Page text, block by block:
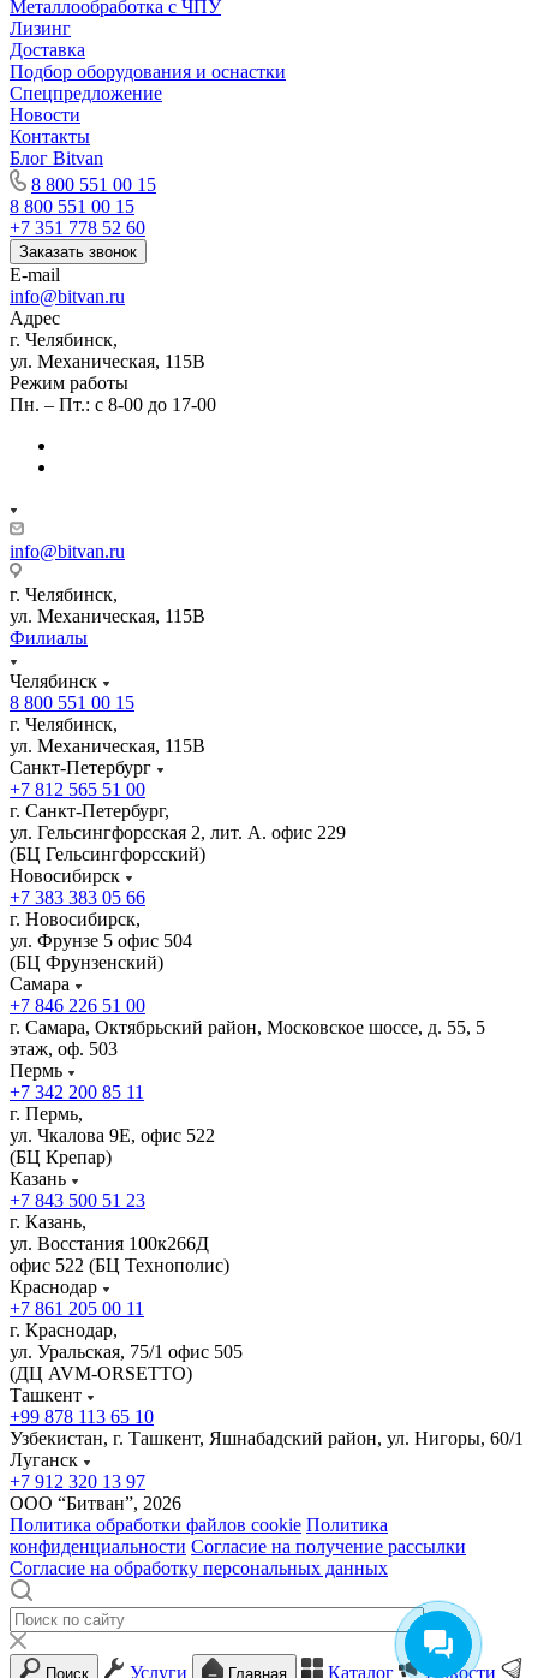
Металлообработка с ЧПУ
Лизинг
Доставка
Подбор оборудования и оснастки
Спецпредложение
Новости
Контакты
Блог Bitvan
8 800 551 00 15
8 800 551 00 15
+7 351 778 52 60
Заказать звонок
E-mail
info@bitvan.ru
Адрес
г. Челябинск,
ул. Механическая, 115В
Режим работы
Пн. – Пт.: с 8-00 до 17-00
info@bitvan.ru
г. Челябинск,
ул. Механическая, 115В
Филиалы
Челябинск
8 800 551 00 15
г. Челябинск,
ул. Механическая, 115В
Санкт-Петербург
+7 812 565 51 00
г. Санкт-Петербург,
ул. Гельсингфорсская 2, лит. А. офис 229
(БЦ Гельсингфорсский)
Новосибирск
+7 383 383 05 66
г. Новосибирск,
ул. Фрунзе 5 офис 504
(БЦ Фрунзенский)
Самара
+7 846 226 51 00
г. Самара, Октябрьский район, Московское шоссе, д. 55, 5
этаж, оф. 503
Пермь
+7 342 200 85 11
г. Пермь,
ул. Чкалова 9Е, офис 522
(БЦ Крепар)
Казань
+7 843 500 51 23
г. Казань,
ул. Восстания 100к266Д
офис 522 (БЦ Технополис)
Краснодар
+7 861 205 00 11
г. Краснодар,
ул. Уральская, 75/1 офис 505
(ДЦ AVM-ORSETTO)
Ташкент
+99 878 113 65 10
Узбекистан, г. Ташкент, Яшнабадский район, ул. Нигоры, 60/1
Луганск
+7 912 320 13 97
ООО “Битван”, 2026
Политика обработки файлов cookie Политика
конфиденциальности Согласие на получение рассылки
Согласие на обработку персональных данных
Поиск Услуги Главная Каталог Новости